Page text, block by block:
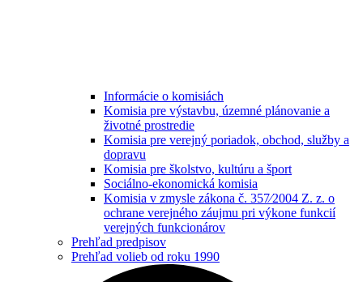
Informácie o komisiách
Komisia pre výstavbu, územné plánovanie a
životné prostredie
Komisia pre verejný poriadok, obchod, služby a
dopravu
Komisia pre školstvo, kultúru a šport
Sociálno-ekonomická komisia
Komisia v zmysle zákona č. 357⁄2004 Z. z. o
ochrane verejného záujmu pri výkone funkcií
verejných funkcionárov
Prehľad predpisov
Prehľad volieb od roku 1990